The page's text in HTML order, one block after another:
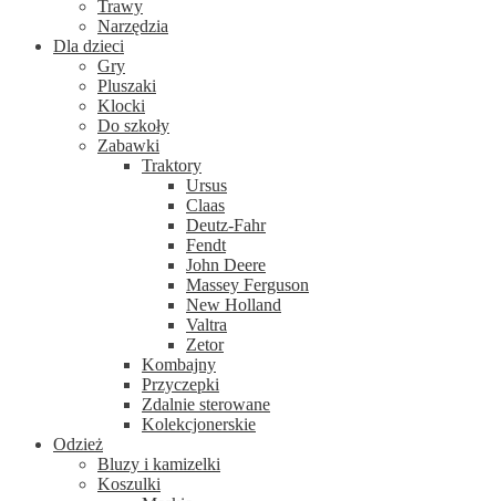
Trawy
Narzędzia
Dla dzieci
Gry
Pluszaki
Klocki
Do szkoły
Zabawki
Traktory
Ursus
Claas
Deutz-Fahr
Fendt
John Deere
Massey Ferguson
New Holland
Valtra
Zetor
Kombajny
Przyczepki
Zdalnie sterowane
Kolekcjonerskie
Odzież
Bluzy i kamizelki
Koszulki